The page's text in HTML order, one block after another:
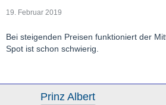
19. Februar 2019
Bei steigenden Preisen funktioniert der
Spot ist schon schwierig.
Prinz Albert